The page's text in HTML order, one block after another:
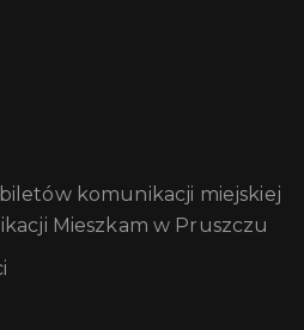
komunikacji miejskiej
Mieszkam w Pruszczu